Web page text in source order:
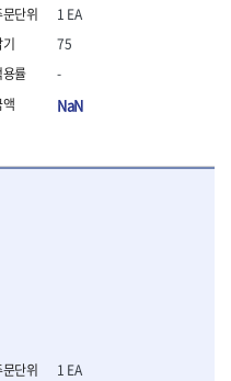
1 EA
75
-
NaN
1 EA